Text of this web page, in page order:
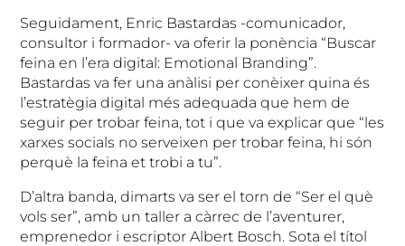
Seguidament, Enric Bastardas -comunicador,
consultor i formador- va oferir la ponència “Buscar
feina en l’era digital: Emotional Branding”.
Bastardas va fer una anàlisi per conèixer quina és
l’estratègia digital més adequada que hem de
seguir per trobar feina, tot i que va explicar que “les
xarxes socials no serveixen per trobar feina, hi són
perquè la feina et trobi a tu”.
D’altra banda, dimarts va ser el torn de “Ser el què
vols ser”, amb un taller a càrrec de l’aventurer,
emprenedor i escriptor Albert Bosch. Sota el títol